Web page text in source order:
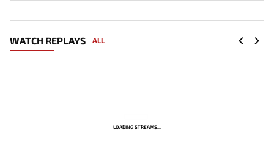
WATCH REPLAYS ALL
LOADING STREAMS...